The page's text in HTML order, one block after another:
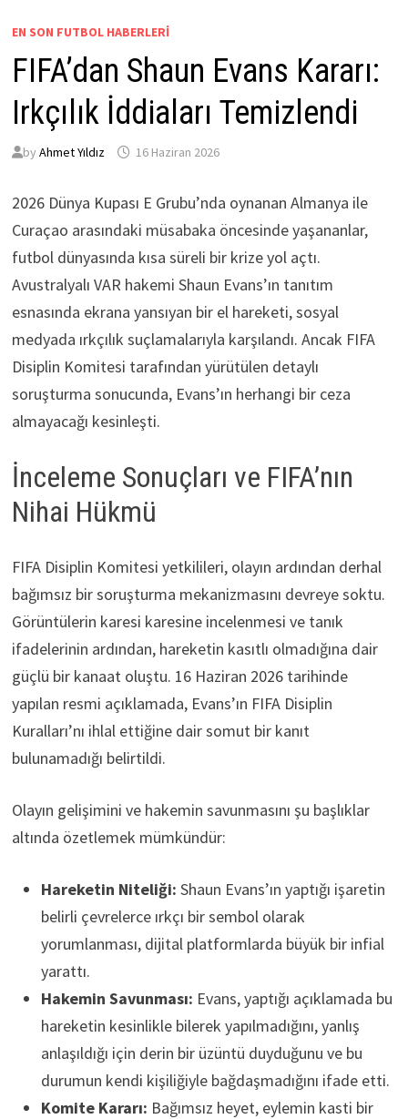
EN SON FUTBOL HABERLERI
FIFA’dan Shaun Evans Kararı:
Irkçılık İddiaları Temizlendi
by Ahmet Yıldız 16 Haziran 2026
2026 Dünya Kupası E Grubu’nda oynanan Almanya ile
Curaçao arasındaki müsabaka öncesinde yaşananlar,
futbol dünyasında kısa süreli bir krize yol açtı.
Avustralyalı VAR hakemi Shaun Evans’ın tanıtım
esnasında ekrana yansıyan bir el hareketi, sosyal
medyada ırkçılık suçlamalarıyla karşılandı. Ancak FIFA
Disiplin Komitesi tarafından yürütülen detaylı
soruşturma sonucunda, Evans’ın herhangi bir ceza
almayacağı kesinleşti.
İnceleme Sonuçları ve FIFA’nın
Nihai Hükmü
FIFA Disiplin Komitesi yetkilileri, olayın ardından derhal
bağımsız bir soruşturma mekanizmasını devreye soktu.
Görüntülerin karesi karesine incelenmesi ve tanık
ifadelerinin ardından, hareketin kasıtlı olmadığına dair
güçlü bir kanaat oluştu. 16 Haziran 2026 tarihinde
yapılan resmi açıklamada, Evans’ın FIFA Disiplin
Kuralları’nı ihlal ettiğine dair somut bir kanıt
bulunamadığı belirtildi.
Olayın gelişimini ve hakemin savunmasını şu başlıklar
altında özetlemek mümkündür:
Hareketin Niteliği: Shaun Evans’ın yaptığı işaretin
belirli çevrelerce ırkçı bir sembol olarak
yorumlanması, dijital platformlarda büyük bir infial
yarattı.
Hakemin Savunması: Evans, yaptığı açıklamada bu
hareketin kesinlikle bilerek yapılmadığını, yanlış
anlaşıldığı için derin bir üzüntü duyduğunu ve bu
durumun kendi kişiliğiyle bağdaşmadığını ifade etti.
Komite Kararı: Bağımsız heyet, eylemin kasti bir